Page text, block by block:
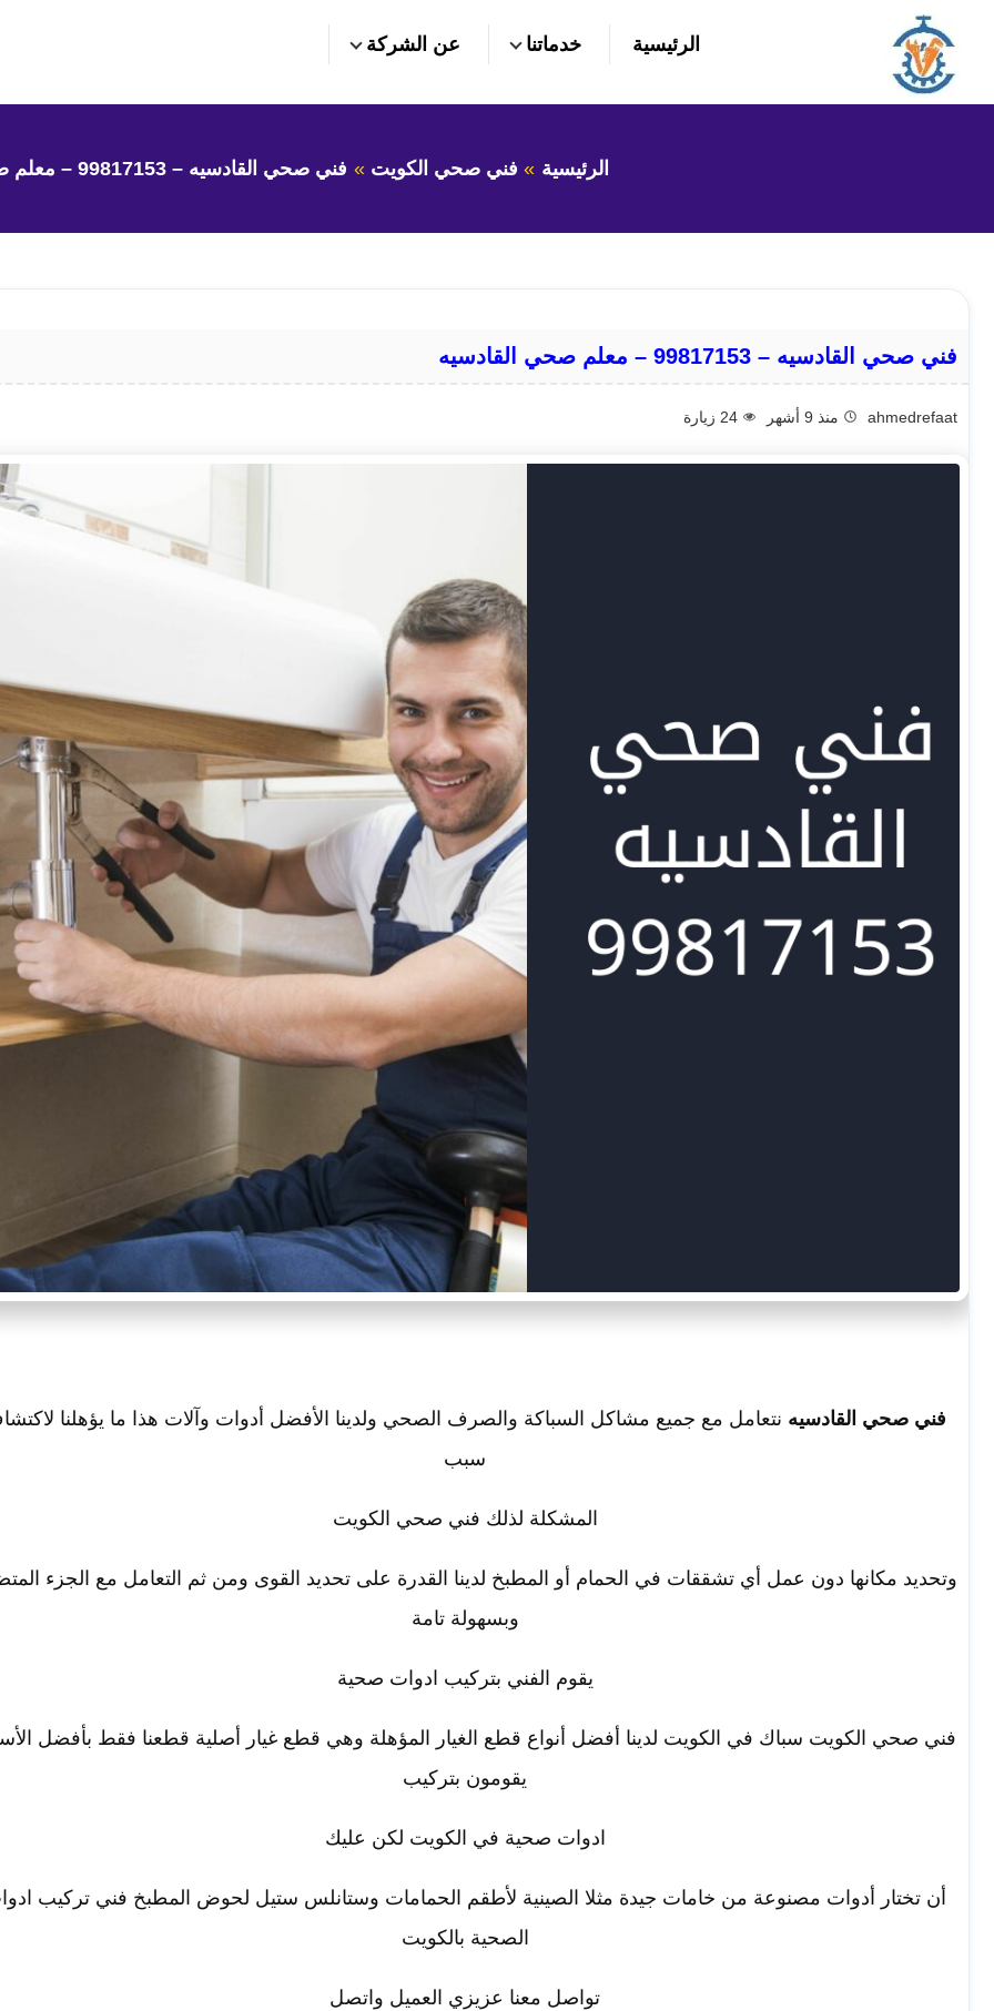
المحتوى
الرئيسية خدماتنا عن الشركة
الرئيسية فني صحي الكويت فني صحي القادسيه – 99817153 – معلم صحي القادسيه
فني صحي القادسيه – 99817153 – معلم صحي القادسيه
ahmedrefaat منذ 9 أشهر 24 زيارة
فني صحي القادسيه نتعامل مع جميع مشاكل السباكة والصرف الصحي ولدينا الأفضل أدوات وآلات هذا ما يؤهلنا
سبب
المشكلة لذلك فني صحي الكويت
وتحديد مكانها دون عمل أي تشققات في الحمام أو المطبخ لدينا القدرة على تحديد القوى ومن ثم التعامل مع الجزء
وبسهولة تامة
يقوم الفني بتركيب ادوات صحية
فني صحي الكويت سباك في الكويت لدينا أفضل أنواع قطع الغيار المؤهلة وهي قطع غيار أصلية قطعنا فقط بأفضل
يقومون بتركيب
ادوات صحية في الكويت لكن عليك
أن تختار أدوات مصنوعة من خامات جيدة مثلا الصينية لأطقم الحمامات وستانلس ستيل لحوض المطبخ فني تركيب
الصحية بالكويت
تواصل معنا عزيزي العميل واتصل